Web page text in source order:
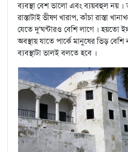
ব্যবস্থা বেশ ভালো এবং ব্যয়বহুল নয় ।
রাস্তাটাই ভীষণ খারাপ, কাঁচা রাস্তা
যেতে দু'ঘন্টারও বেশি লাগে । হয়তো
অবস্থায় যাতে পার্কে মানুষের ভিড়
ব্যবস্থাটা ভালই বলতে হবে ।